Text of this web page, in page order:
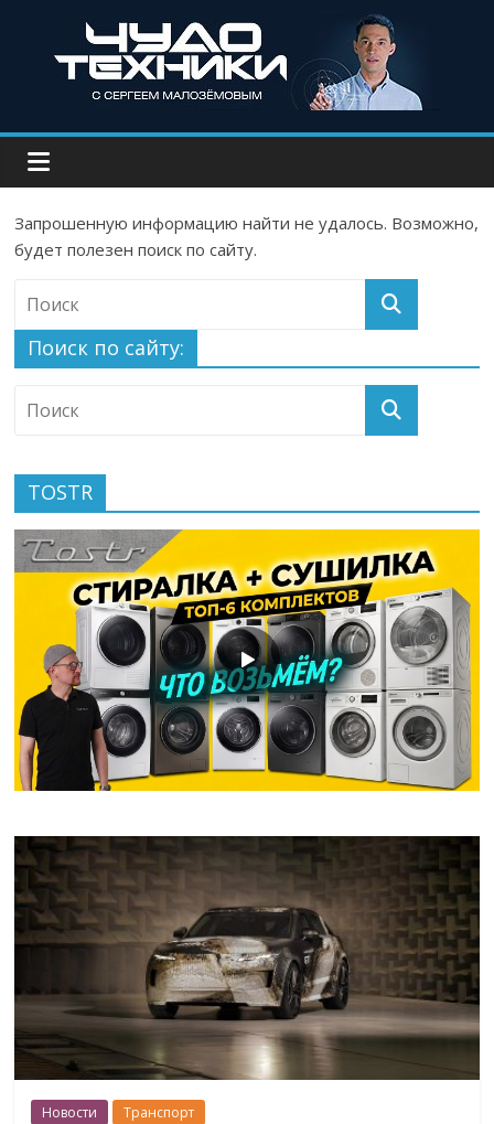
Запрошенную информацию найти не удалось. Возможно,
будет полезен поиск по сайту.
Поиск по сайту:
TOSTR
Новости Транспорт